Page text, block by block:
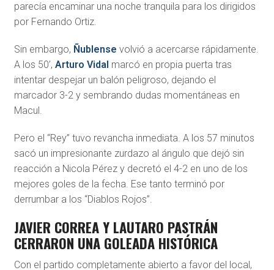
parecía encaminar una noche tranquila para los dirigidos
por Fernando Ortiz.
Sin embargo, Ñublense volvió a acercarse rápidamente.
A los 50’, Arturo Vidal marcó en propia puerta tras
intentar despejar un balón peligroso, dejando el
marcador 3-2 y sembrando dudas momentáneas en
Macul.
Pero el “Rey” tuvo revancha inmediata. A los 57 minutos
sacó un impresionante zurdazo al ángulo que dejó sin
reacción a Nicola Pérez y decretó el 4-2 en uno de los
mejores goles de la fecha. Ese tanto terminó por
derrumbar a los “Diablos Rojos”.
JAVIER CORREA Y LAUTARO PASTRÁN
CERRARON UNA GOLEADA HISTÓRICA
Con el partido completamente abierto a favor del local,